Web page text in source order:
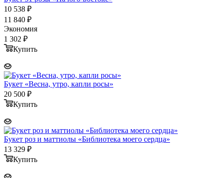
10 538 ₽
11 840 ₽
Экономия
1 302 ₽
Купить
Букет «Весна, утро, капли росы»
20 500 ₽
Купить
Букет роз и маттиолы «Библиотека моего сердца»
13 329 ₽
Купить